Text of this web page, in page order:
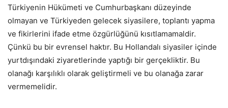
Türkiyenin Hükümeti ve Cumhurbaşkanı düzeyinde
olmayan ve Türkiyeden gelecek siyasilere, toplantı yapma
ve fikirlerini ifade etme özgürlüğünü kısıtlamamaldir.
Çünkü bu bir evrensel haktır. Bu Hollandalı siyasiler içinde
yurtdışındaki ziyaretlerinde yaptığı bir gerçekliktir. Bu
olanağı karşılıklı olarak geliştirmeli ve bu olanağa zarar
vermemelidir.